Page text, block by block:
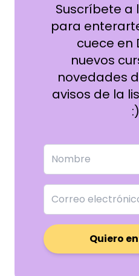
Suscríbete a
para
cuece en
nuevos
novedades
avisos de la
:)
Quiero